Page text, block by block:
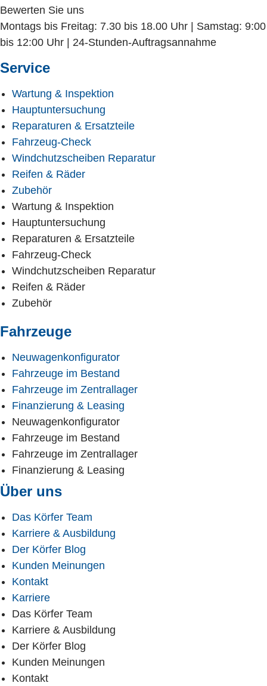
Bewerten Sie uns
Montags bis Freitag: 7.30 bis 18.00 Uhr | Samstag: 9:00
bis 12:00 Uhr | 24-Stunden-Auftragsannahme
Service
Wartung & Inspektion
Hauptuntersuchung
Reparaturen & Ersatzteile
Fahrzeug-Check
Windchutzscheiben Reparatur
Reifen & Räder
Zubehör
Wartung & Inspektion
Hauptuntersuchung
Reparaturen & Ersatzteile
Fahrzeug-Check
Windchutzscheiben Reparatur
Reifen & Räder
Zubehör
Fahrzeuge
Neuwagenkonfigurator
Fahrzeuge im Bestand
Fahrzeuge im Zentrallager
Finanzierung & Leasing
Neuwagenkonfigurator
Fahrzeuge im Bestand
Fahrzeuge im Zentrallager
Finanzierung & Leasing
Über uns
Das Körfer Team
Karriere & Ausbildung
Der Körfer Blog
Kunden Meinungen
Kontakt
Karriere
Das Körfer Team
Karriere & Ausbildung
Der Körfer Blog
Kunden Meinungen
Kontakt